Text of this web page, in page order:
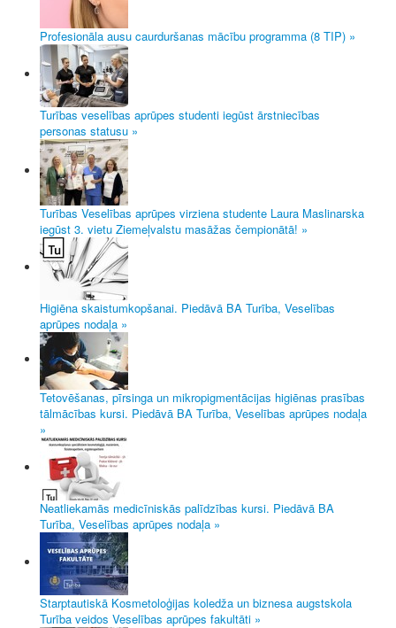
Profesionāla ausu caurduršanas mācību programma (8 TIP) »
Turības veselības aprūpes studenti iegūst ārstniecības
personas statusu »
Turības Veselības aprūpes virziena studente Laura Maslinarska
iegūst 3. vietu Ziemeļvalstu masāžas čempionātā! »
Higiēna skaistumkopšanai. Piedāvā BA Turība, Veselības
aprūpes nodaļa »
Tetovēšanas, pīrsinga un mikropigmentācijas higiēnas prasības
tālmācības kursi. Piedāvā BA Turība, Veselības aprūpes nodaļa
»
Neatliekamās medicīniskās palīdzības kursi. Piedāvā BA
Turība, Veselības aprūpes nodaļa »
Starptautiskā Kosmetoloģijas koledža un biznesa augstskola
Turība veidos Veselības aprūpes fakultāti »